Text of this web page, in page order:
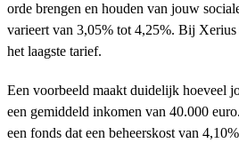
orde brengen en houden van jouw
varieert van 3,05% tot 4,25%. Bij
het laagste tarief.
Een voorbeeld maakt duidelijk hoeveel
een gemiddeld inkomen van 40.000
een fonds dat een beheerskost van